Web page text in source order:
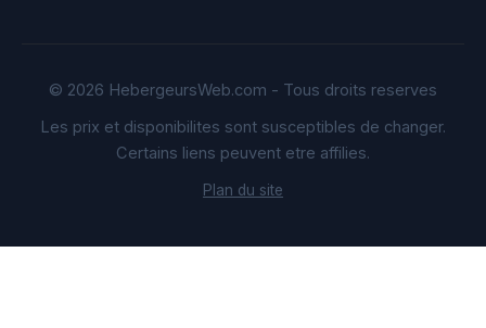
© 2026 HebergeursWeb.com - Tous droits reserves
Les prix et disponibilites sont susceptibles de changer.
Certains liens peuvent etre affilies.
Plan du site